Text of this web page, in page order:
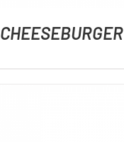
CHEESEBURGER